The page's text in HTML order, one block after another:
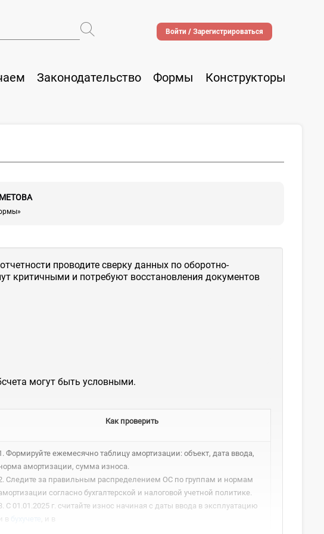
Войти / Зарегистрироваться
Законодательство Формы
Конструкторы
проводите сверку данных по оборотно-
критичными и потребуют восстановления документов
могут быть условными.
Как проверить
Формируйте ежемесячно таблицу амортизации: объект, дата ввода,
амортизации, сумма износа.
Следите за правильным распределением ОС по группам и нормам
согласно бухгалтерской и налоговой учетной политике.
С 01.01.2025 г. считайте износ начиная с даты ввода в эксплуатацию
в
, и в